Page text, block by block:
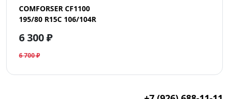
COMFORSER CF1100
195/80 R15C 106/104R
6 300 ₽
6 700 ₽